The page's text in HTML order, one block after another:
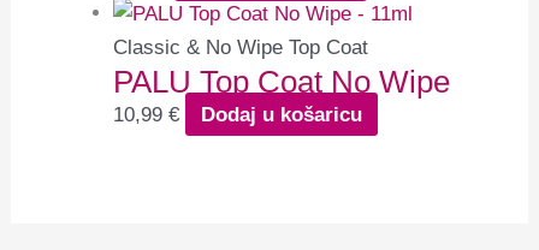
Classic & No Wipe Top Coat
PALU Top Coat No Wipe
10,99€ Dodaj u košaricu